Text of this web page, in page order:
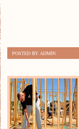
POSTED BY ADMIN